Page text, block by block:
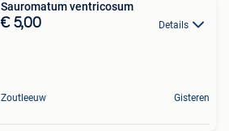
Sauromatum ventricosum
€ 5,00 Details
Zoutleeuw Gisteren